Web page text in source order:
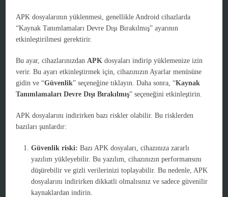
APK dosyalarının yüklenmesi, genellikle Android cihazlarda
“Kaynak Tanımlamaları Devre Dışı Bırakılmış” ayarının
etkinleştirilmesi gerektirir.
Bu ayar, cihazlarınızdanAPKdosyaları indirip yüklemenize izin
verir. Bu ayarı etkinleştirmek için, cihazınızın Ayarlar menüsüne
gidin ve “Güvenlik” seçeneğine tıklayın. Daha sonra, “Kaynak
Tanımlamaları Devre Dışı Bırakılmış” seçeneğini etkinleştirin.
APK dosyalarını indirirken bazı riskler olabilir. Bu risklerden
bazıları şunlardır:
Güvenlik riski:Bazı APK dosyaları, cihazınıza zararlı
yazılım yükleyebilir. Bu yazılım, cihazınızın performansını
düşürebilir ve gizli verilerinizi toplayabilir. Bu nedenle, APK
dosyalarını indirirken dikkatli olmalısınız ve sadece güvenilir
kaynaklardan indirin.